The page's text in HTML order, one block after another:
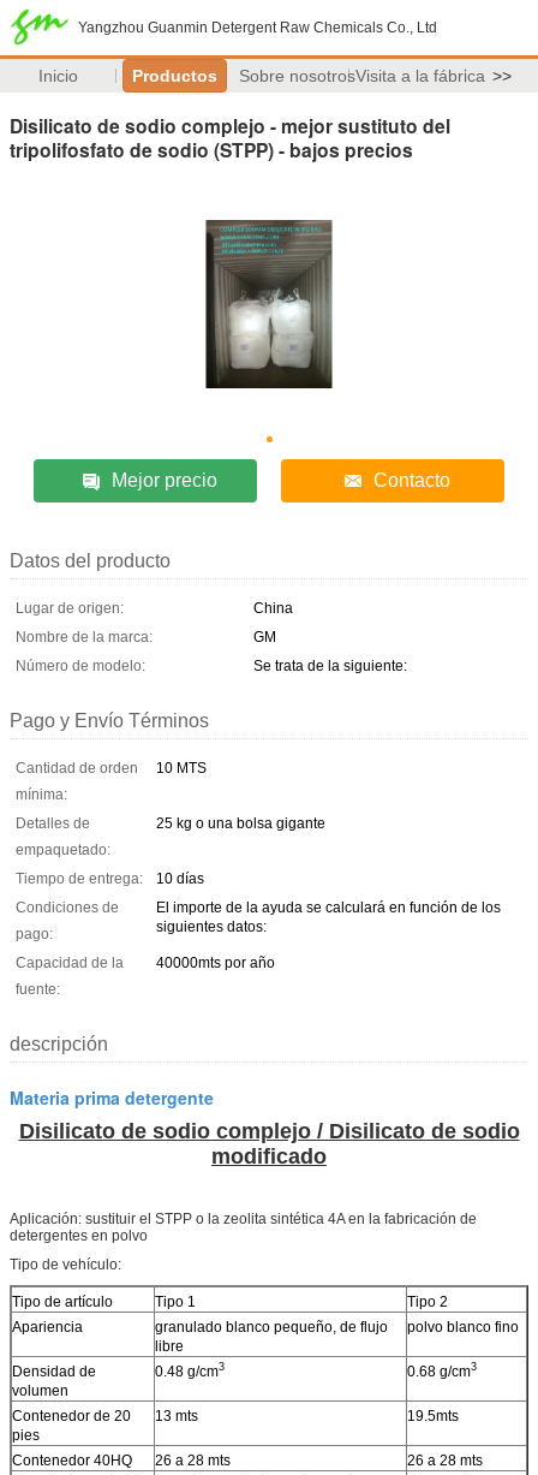
Yangzhou Guanmin Detergent Raw Chemicals Co., Ltd
Inicio Productos Sobre nosotrosVisita a la fábrica >>
Disilicato de sodio complejo - mejor sustituto del
tripolifosfato de sodio (STPP) - bajos precios
Mejor precio Contacto
Datos del producto
Lugar de origen:
China
Nombre de la marca:
GM
Número de modelo:
Se trata de la siguiente:
Pago y Envío Términos
Cantidad de orden
mínima:
10 MTS
Detalles de
empaquetado:
25 kg o una bolsa gigante
Tiempo de entrega:
10 días
Condiciones de
pago:
El importe de la ayuda se calculará en función de los
siguientes datos:
Capacidad de la
fuente:
40000mts por año
descripción
Materia prima detergente
Disilicato de sodio complejo / Disilicato de sodio
modificado
Aplicación: sustituir el STPP o la zeolita sintética 4A en la fabricación de
detergentes en polvo
Tipo de vehículo:
Tipo de artículo Tipo 1
Tipo 2
Apariencia
granulado blanco pequeño, de flujo
libre
polvo blanco fino
Densidad de
volumen
0.48 g/cm3 0.68 g/cm3
Contenedor de 20
pies
13 mts 19.5mts
Contenedor 40HQ 26 a 28 mts
26 a 28 mts